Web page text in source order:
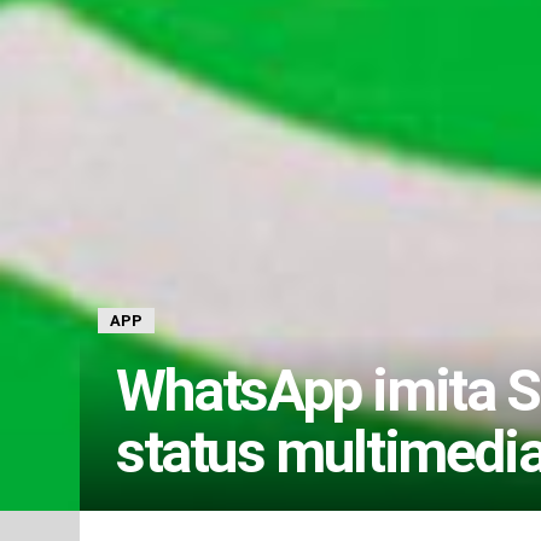
APP
WhatsApp imita
status